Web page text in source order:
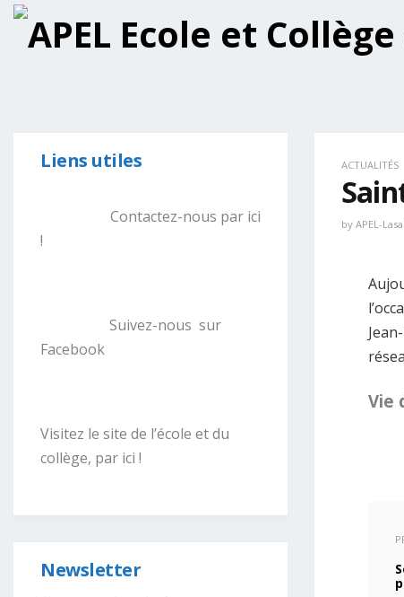
Liens utiles
Contactez-nous par ici
!
Suivez-nous sur
Facebook
Visitez le site de l’école et du
collège, par ici !
Newsletter
ACTUALITÉS
by APEL-
Vie